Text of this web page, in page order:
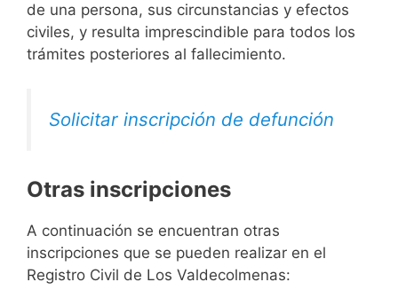
de una persona, sus circunstancias y efectos
civiles, y resulta imprescindible para todos los
trámites posteriores al fallecimiento.
Solicitar inscripción de defunción
Otras inscripciones
A continuación se encuentran otras
inscripciones que se pueden realizar en el
Registro Civil de Los Valdecolmenas: